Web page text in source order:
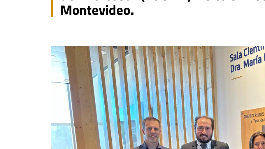
Montevideo.